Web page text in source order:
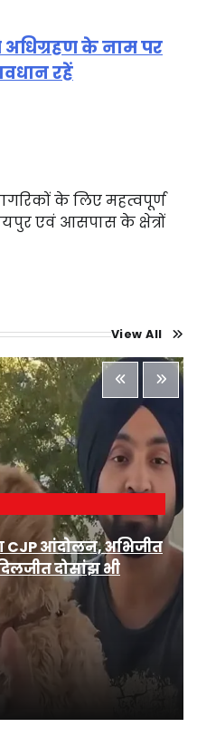
के नाम पर
रहें
के लिए महत्वपूर्ण
एवं आसपास के क्षेत्रों
View All
CJP आंदोलन, अभिजीत
दोसांझ भी